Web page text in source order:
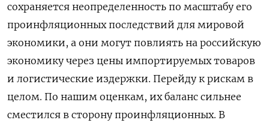
сохраняется неопределенность по масштабу его
⁠проинфляционных последствий для мировой
экономики, а они могут повлиять на российскую
экономику через цены импортируемых товаров
и логистические издержки. Перейду к рискам в
целом. По нашим оценкам, их баланс сильнее
сместился в сторону проинфляционных. В